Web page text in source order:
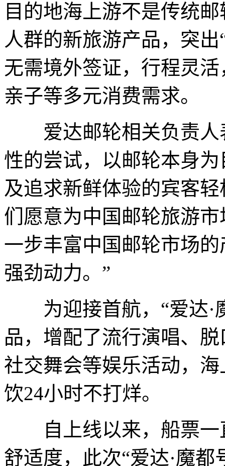
目的地海上游不是传统
人群的新旅游产品，突
无需境外签证，行程灵
亲子等多元消费需求。
爱达邮轮相关负责人
性的尝试，以邮轮本身
及追求新鲜体验的宾客
们愿意为中国邮轮旅游
一步丰富中国邮轮市场
强劲动力。”
为迎接首航，“爱达·
品，增配了流行演唱、
社交舞会等娱乐活动，
饮24小时不打烊。
自上线以来，船票一
舒适度，此次“爱达·魔